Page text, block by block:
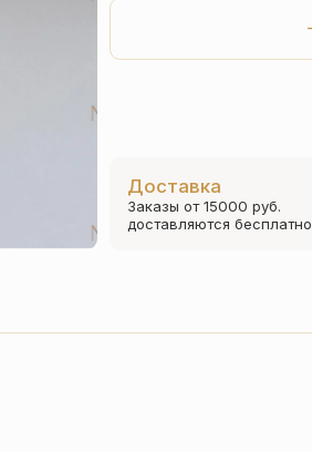
Доставка
Заказы от 15000 руб.
доставляются бесплатно